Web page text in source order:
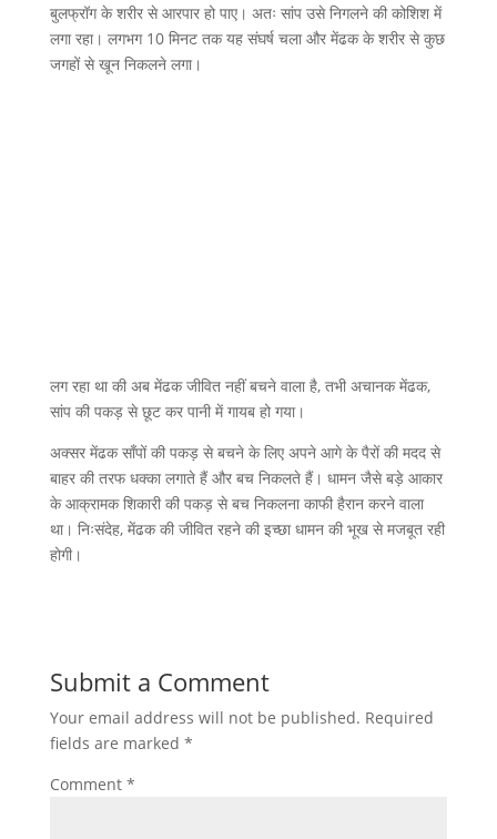
बुलफ्रॉग के शरीर से आरपार हो पाए। अतः सांप उसे निगलने की कोशिश में
लगा रहा। लगभग 10 मिनट तक यह संघर्ष चला और मेंढक के शरीर से कुछ
जगहों से खून निकलने लगा।
लग रहा था की अब मेंढक जीवित नहीं बचने वाला है, तभी अचानक मेंढक,
सांप की पकड़ से छूट कर पानी में गायब हो गया।
अक्सर मेंढक साँपों की पकड़ से बचने के लिए अपने आगे के पैरों की मदद से
बाहर की तरफ धक्का लगाते हैं और बच निकलते हैं। धामन जैसे बड़े आकार
के आक्रामक शिकारी की पकड़ से बच निकलना काफी हैरान करने वाला
था। निःसंदेह, मेंढक की जीवित रहने की इच्छा धामन की भूख से मजबूत रही
होगी।
Submit a Comment
Your email address will not be published. Required
fields are marked *
Comment *